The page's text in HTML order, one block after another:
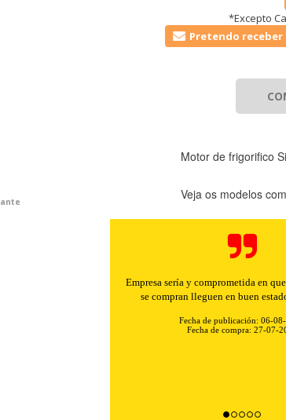
*Excepto
Pretendo
Motor de frigorifico
Veja os modelos
Empresa sería y comprometida en
se compran lleguen en buen
Fecha de publicación: 06-
Fecha de compra: 27-07-